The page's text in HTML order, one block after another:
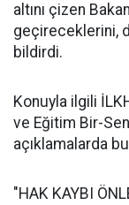
altını çizen
geçireceklerini,
bildirdi.
Konuyla ilgili
ve Eğitim Bir-
açıklamalarda
"HAK KAYBI